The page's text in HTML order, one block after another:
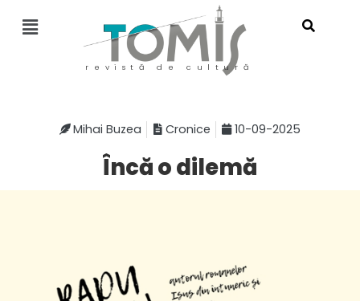
revistă de cultură
Mihai Buzea Cronice 10-09-2025
Încă o dilemă